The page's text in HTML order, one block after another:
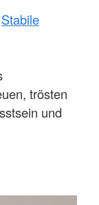
Stabile
trösten
und